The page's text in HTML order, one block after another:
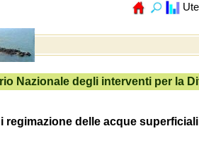
regimazione delle acque superficiali